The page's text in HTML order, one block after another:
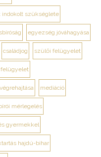
indokolt szükséglete
egyezség jóváhagyása
családjog szülői felügyelet
felügyelet
mediáció
mérlegelés
gyermekkel
hajdú-bihar